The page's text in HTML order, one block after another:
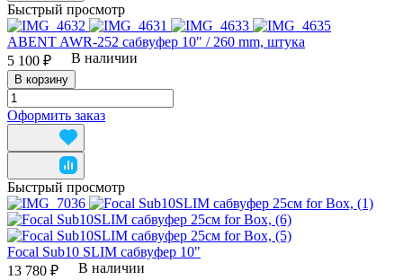
Быстрый просмотр
ABENT AWR-252 сабвуфер 10" / 260 mm, штука
5 100 ₽
В наличии
В корзину
Оформить заказ
Быстрый просмотр
Focal Sub10 SLIM сабвуфер 10"
13 780 ₽
В наличии